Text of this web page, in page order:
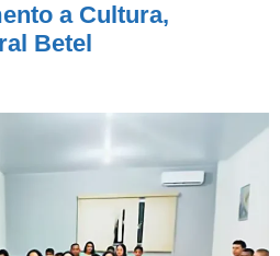
a Cultura,
Betel